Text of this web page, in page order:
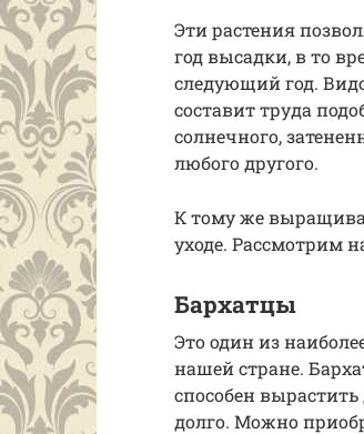
Эти растения
год высадки, в то
следующий год.
составит труда
солнечного,
любого другого.
К тому же
уходе. Рассмотрим
Бархатцы
Это один из
нашей стране.
способен
долго. Можно